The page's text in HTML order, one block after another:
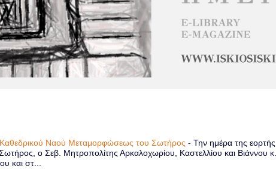
Καθεδρικού Ναού Μεταμορφώσεως του Σωτήρος-Την ημέρα της εορτής
ο Σεβ. Μητροπολίτης Αρκαλοχωρίου, Καστελλίου και Βιάννου κ.
και στ...